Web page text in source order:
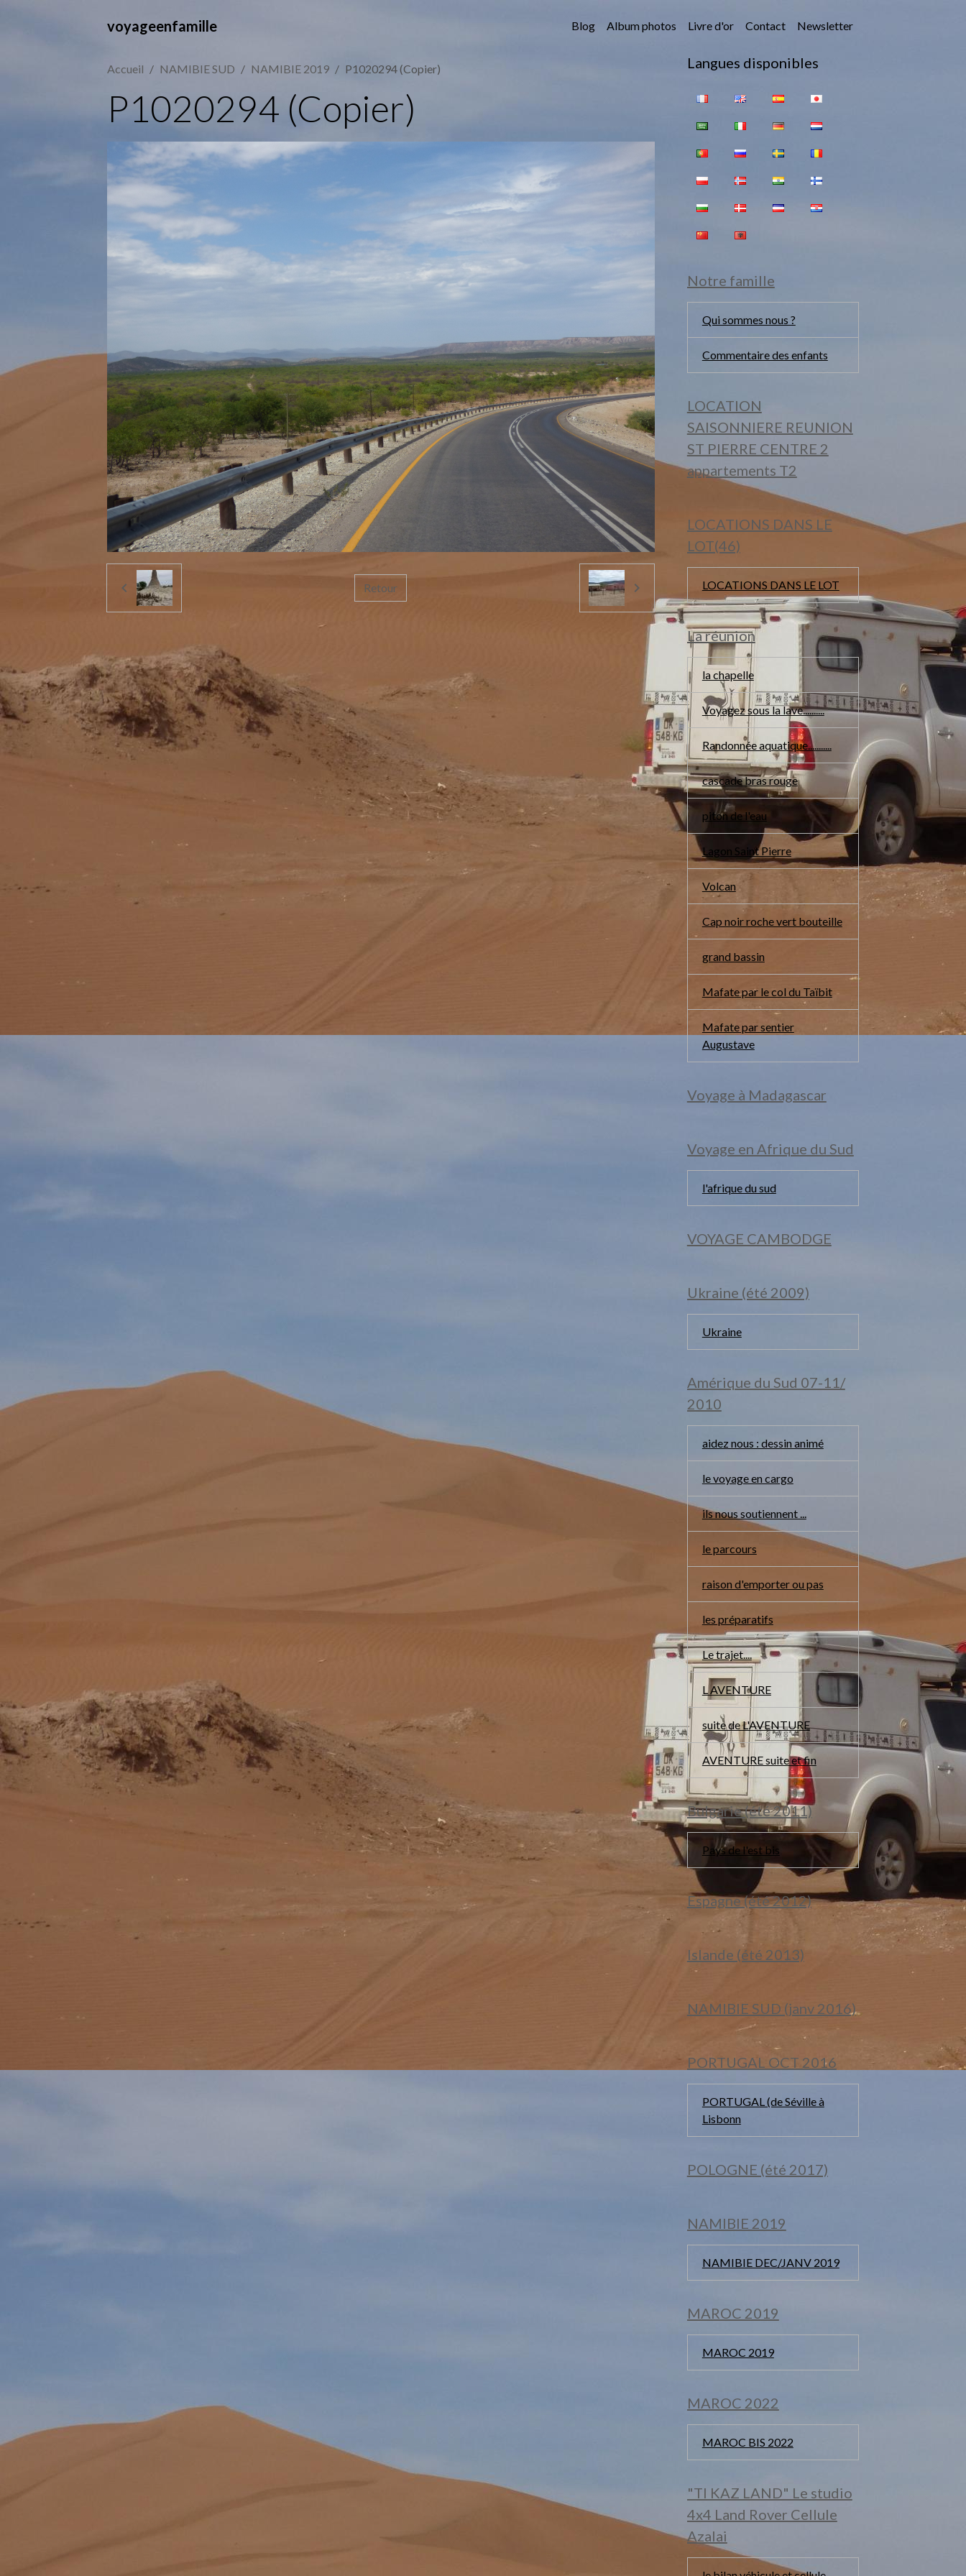
voyageenfamille Blog Album photos Livre d'or Contact Newsletter
Accueil NAMIBIE SUD NAMIBIE 2019 P1020294 (Copier)
P1020294 (Copier)
Retour
Langues disponibles
Notre famille
Qui sommes nous ?
Commentaire des enfants
LOCATION
SAISONNIERE REUNION
ST PIERRE CENTRE 2
appartements T2
LOCATIONS DANS LE
LOT(46)
LOCATIONS DANS LE LOT
La réunion
la chapelle
Voyagez sous la lave..........
Randonnée aquatique...........
cascade bras rouge
piton de l'eau
Lagon Saint Pierre
Volcan
Cap noir roche vert bouteille
grand bassin
Mafate par le col du Taïbit
Mafate par sentier
Augustave
Voyage à Madagascar
Voyage en Afrique du Sud
l'afrique du sud
VOYAGE CAMBODGE
Ukraine (été 2009)
Ukraine
Amérique du Sud 07-11/
2010
aidez nous : dessin animé
le voyage en cargo
ils nous soutiennent ...
le parcours
raison d'emporter ou pas
les préparatifs
Le trajet....
L AVENTURE
suite de L'AVENTURE
AVENTURE suite et fin
Bulgarie (été 2011)
Pays de l'est bis
Espagne (été 2012)
Islande (été 2013)
NAMIBIE SUD (janv 2016)
PORTUGAL OCT 2016
PORTUGAL (de Séville à
Lisbonn
POLOGNE (été 2017)
NAMIBIE 2019
NAMIBIE DEC/JANV 2019
MAROC 2019
MAROC 2019
MAROC 2022
MAROC BIS 2022
"TI KAZ LAND" Le studio
4x4 Land Rover Cellule
Azalai